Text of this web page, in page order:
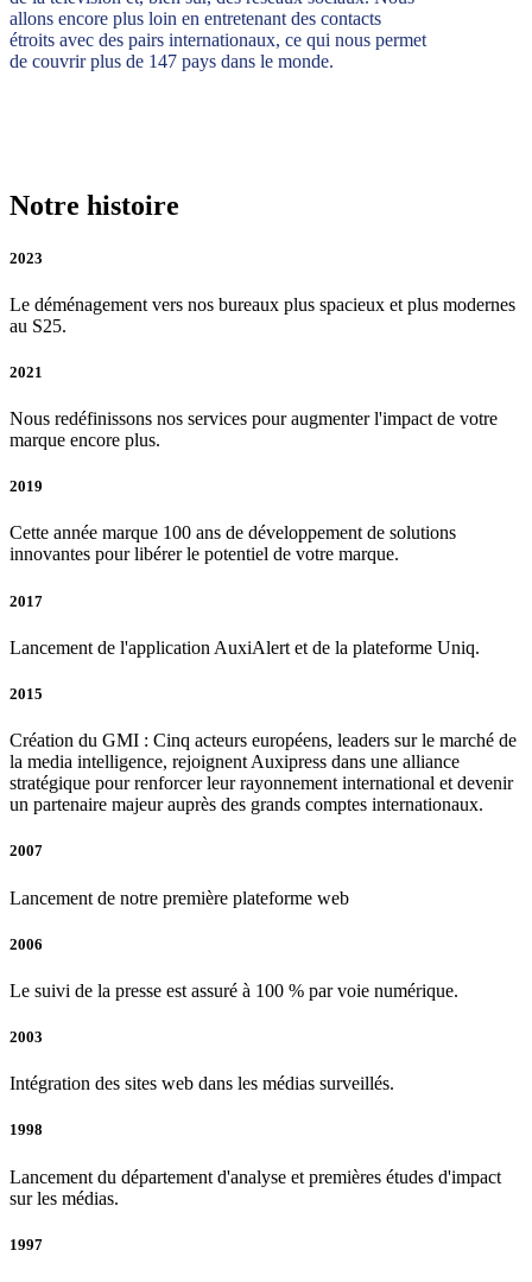
allons encore plus loin en entretenant des contacts
étroits avec des pairs internationaux, ce qui nous permet
de couvrir plus de 147 pays dans le monde.
Notre histoire
2023
Le déménagement vers nos bureaux plus spacieux et plus modernes
au S25.
2021
Nous redéfinissons nos services pour augmenter l'impact de votre
marque encore plus.
2019
Cette année marque 100 ans de développement de solutions
innovantes pour libérer le potentiel de votre marque.
2017
Lancement de l'application AuxiAlert et de la plateforme Uniq.
2015
Création du GMI : Cinq acteurs européens, leaders sur le marché de
la media intelligence, rejoignent Auxipress dans une alliance
stratégique pour renforcer leur rayonnement international et devenir
un partenaire majeur auprès des grands comptes internationaux.
2007
Lancement de notre première plateforme web
2006
Le suivi de la presse est assuré à 100 % par voie numérique.
2003
Intégration des sites web dans les médias surveillés.
1998
Lancement du département d'analyse et premières études d'impact
sur les médias.
1997